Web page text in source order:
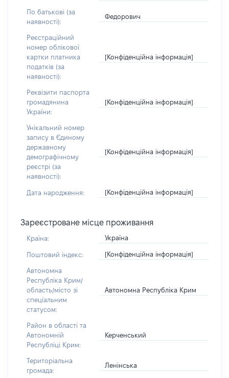
По батькові (за
наявності):
Федорович
Реєстраційний
номер облікової
картки платника
податків (за
наявності):
[Конфіденційна інформація]
Реквізити паспорта
громадянина
України:
[Конфіденційна інформація]
Унікальний номер
запису в Єдиному
державному
демографічному
реєстрі (за
наявності):
[Конфіденційна інформація]
Дата народження: [Конфіденційна інформація]
Зареєстроване місце проживання
Країна: Україна
Поштовий індекс: [Конфіденційна інформація]
Автономна
Республіка Крим/
область/місто зі
спеціальним
статусом:
Автономна Республіка Крим
Район в області та
Автономній
Республіці Крим:
Керченський
Територіальна
громада:
Ленінська